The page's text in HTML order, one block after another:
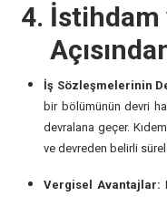
4. İstihdam
İş Sözleşmelerinin
bir bölümünün devri
devralana geçer.
ve devreden belirli
Vergisel Avantajlar: